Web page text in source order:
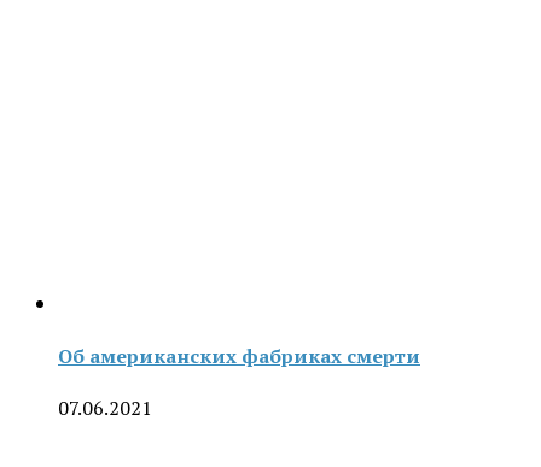
Об американских фабриках смерти
07.06.2021